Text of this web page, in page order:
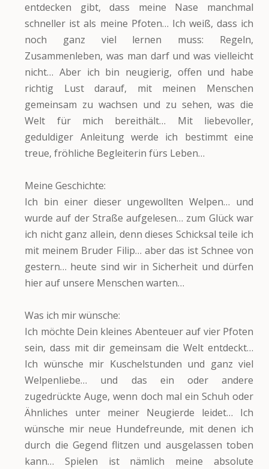
entdecken gibt, dass meine Nase manchmal
schneller ist als meine Pfoten… Ich weiß, dass ich
noch ganz viel lernen muss: Regeln,
Zusammenleben, was man darf und was vielleicht
nicht… Aber ich bin neugierig, offen und habe
richtig Lust darauf, mit meinen Menschen
gemeinsam zu wachsen und zu sehen, was die
Welt für mich bereithält… Mit liebevoller,
geduldiger Anleitung werde ich bestimmt eine
treue, fröhliche Begleiterin fürs Leben…
Meine Geschichte:
Ich bin einer dieser ungewollten Welpen… und
wurde auf der Straße aufgelesen… zum Glück war
ich nicht ganz allein, denn dieses Schicksal teile ich
mit meinem Bruder Filip… aber das ist Schnee von
gestern… heute sind wir in Sicherheit und dürfen
hier auf unsere Menschen warten…
Was ich mir wünsche:
Ich möchte Dein kleines Abenteuer auf vier Pfoten
sein, dass mit dir gemeinsam die Welt entdeckt…
Ich wünsche mir Kuschelstunden und ganz viel
Welpenliebe… und das ein oder andere
zugedrückte Auge, wenn doch mal ein Schuh oder
Ähnliches unter meiner Neugierde leidet… Ich
wünsche mir neue Hundefreunde, mit denen ich
durch die Gegend flitzen und ausgelassen toben
kann… Spielen ist nämlich meine absolute